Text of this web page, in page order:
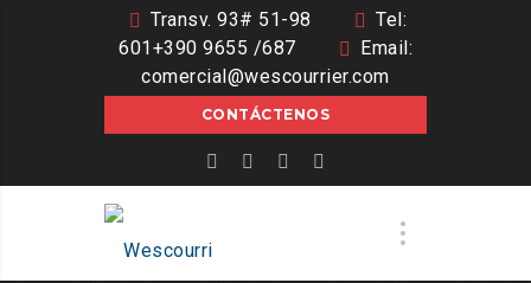
Transv. 93# 51-98
Tel:
601+390 9655 /687
Email:
comercial@wescourrier.com
CONTÁCTENOS